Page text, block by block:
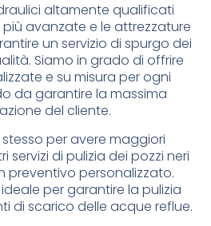
altamente qualificati
avanzate e le attrezzature
un servizio di spurgo dei
Siamo in grado di offrire
e su misura per ogni
da garantire la massima
del cliente.
per avere maggiori
servizi di pulizia dei pozzi neri
preventivo personalizzato.
per garantire la pulizia
di scarico delle acque reflue.